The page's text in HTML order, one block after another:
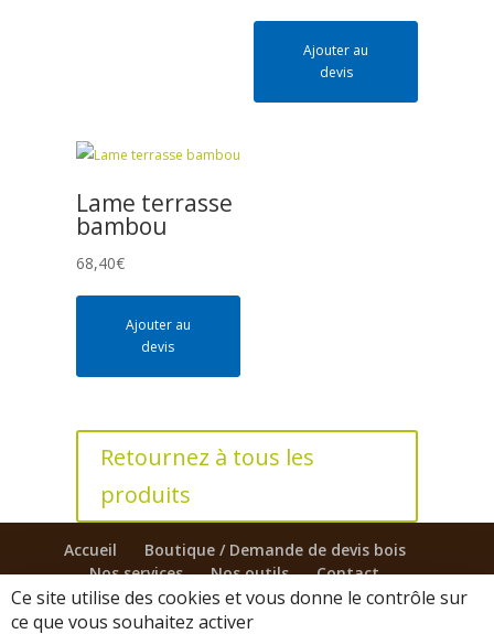
Ajouter au
devis
Lame terrasse
bambou
68,40€
Ajouter au
devis
Retournez à tous les
produits
Accueil
Boutique / Demande de devis bois
Nos services
Nos outils Contact
Ce site utilise des cookies et vous donne le contrôle sur
ce que vous souhaitez activer